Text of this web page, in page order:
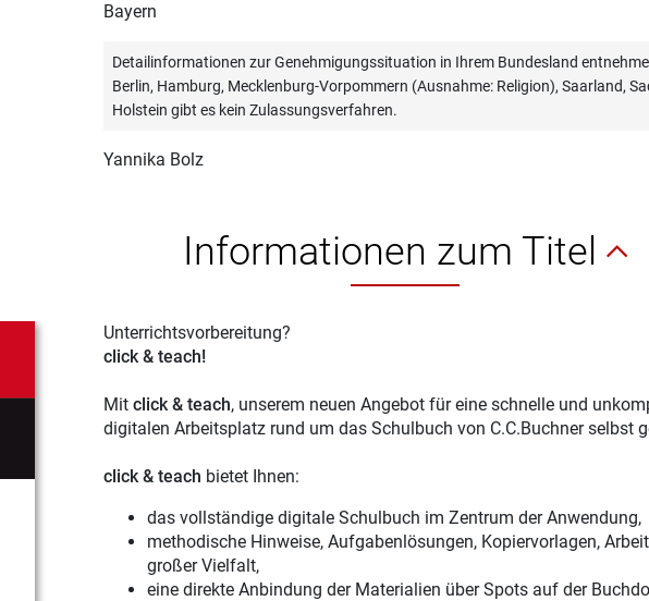
Bayern
Detailinformationen zur Genehmigungssituation in Ihrem Bundesland
Berlin, Hamburg, Mecklenburg-Vorpommern (Ausnahme: Religion), Saarland,
Holstein gibt es kein Zulassungsverfahren.
Yannika Bolz
Informationen zum Titel
Unterrichtsvorbereitung?
click & teach!
Mit click & teach, unserem neuen Angebot für eine schnelle und
digitalen Arbeitsplatz rund um das Schulbuch von C.C.Buchner selbst
click & teach bietet Ihnen:
das vollständige digitale Schulbuch im Zentrum der Anwendung,
methodische Hinweise, Aufgabenlösungen, Kopiervorlagen,
großer Vielfalt,
eine direkte Anbindung der Materialien über Spots auf der